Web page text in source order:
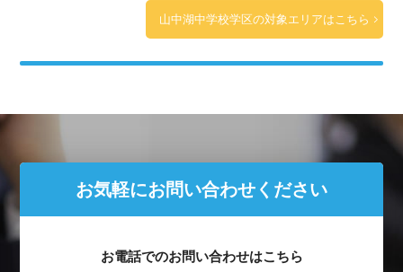
山中湖中学校学区の対象エリアはこちら
お気軽にお問い合わせください
お電話でのお問い合わせはこちら